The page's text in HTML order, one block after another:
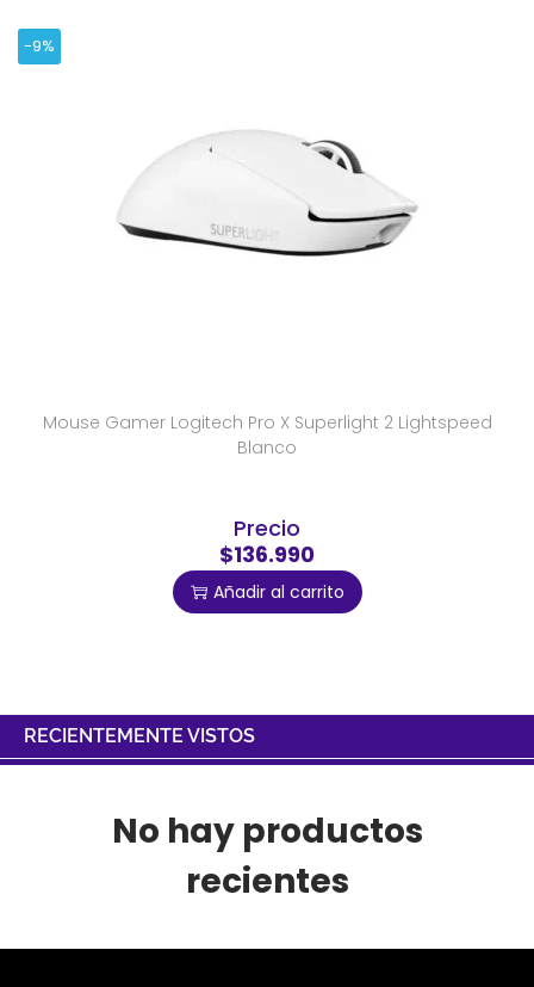
-9%
Mouse Gamer Logitech Pro X Superlight 2 Lightspeed
Blanco
Precio
$136.990
Añadir al carrito
RECIENTEMENTE VISTOS
No hay productos
recientes